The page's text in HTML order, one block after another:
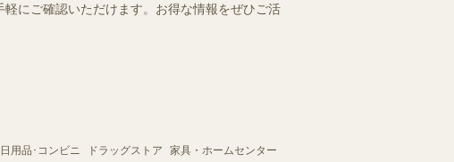
にご確認いただけます。お得な情報をぜひご活
用品･コンビニ ドラッグストア
家具・ホームセンター